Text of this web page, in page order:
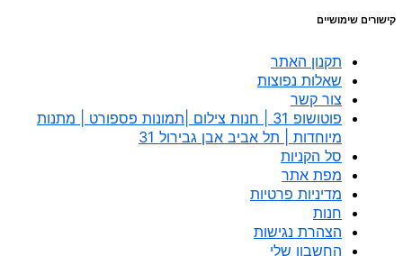
קישורים שימושיים
תקנון האתר
שאלות נפוצות
צור קשר
פוטושופ 31 | חנות צילום |תמונות פספורט | מתנות
מיוחדות | תל אביב אבן גבירול 31
סל הקניות
מפת אתר
מדיניות פרטיות
חנות
הצהרת נגישות
החשבון שלי